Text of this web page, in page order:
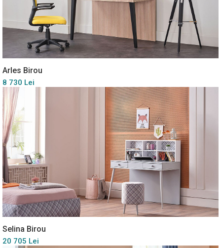
Arles Birou
8 730 Lei
Selina Birou
20 705 Lei